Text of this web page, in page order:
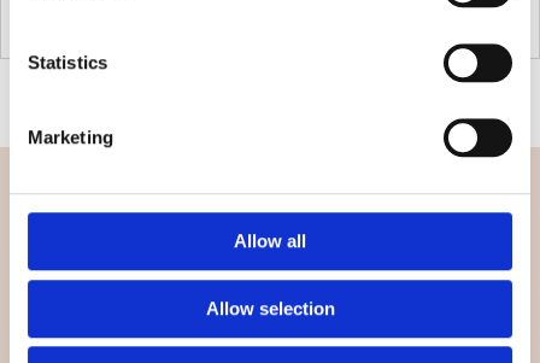
Statistics
Marketing
Allow all
Allow selection
Sara Contreras Ruiz
Consulta de psicología infantil y juvenil
623 972 392
correo@saracontrerasruiz.com